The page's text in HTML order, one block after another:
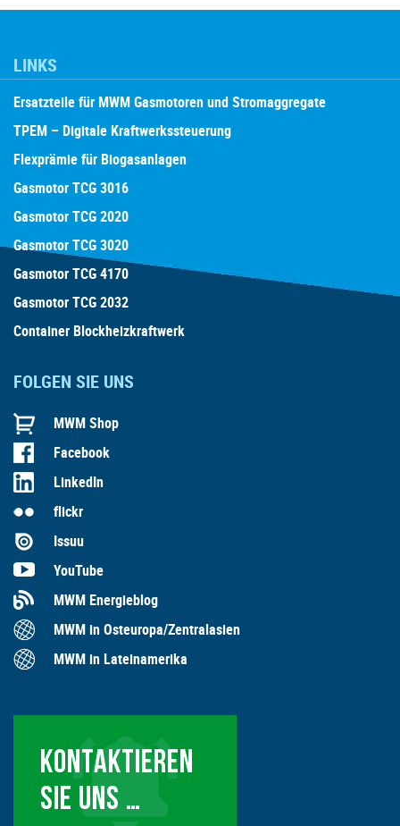
LINKS
Ersatzteile für MWM Gasmotoren und Stromaggregate
TPEM – Digitale Kraftwerkssteuerung
Flexprämie für Biogasanlagen
Gasmotor TCG 3016
Gasmotor TCG 2020
Gasmotor TCG 3020
Gasmotor TCG 4170
Gasmotor TCG 2032
Container Blockheizkraftwerk
FOLGEN SIE UNS
MWM Shop
Facebook
LinkedIn
flickr
Issuu
YouTube
MWM Energieblog
MWM in Osteuropa/Zentralasien
MWM in Lateinamerika
KONTAKTIEREN
SIE UNS …